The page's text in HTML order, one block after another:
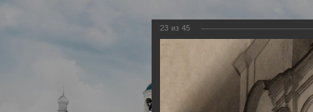
23 из 45